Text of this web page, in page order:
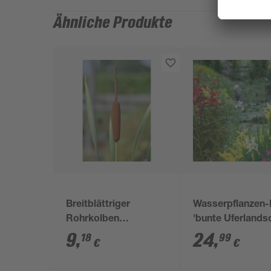
Ähnliche Produkte
Breitblättriger
Rohrkolben
'Variegata', 11x11 cm
Topf, 2er-Set
9,18 €
'bunte
6er-Set
24,99 €